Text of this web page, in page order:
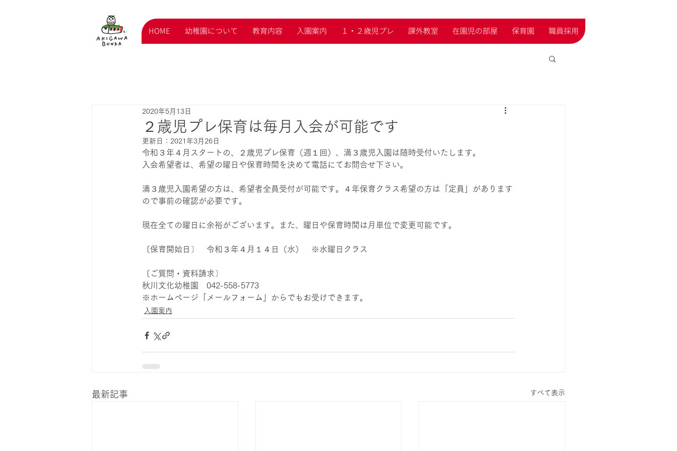
HOME 幼稚園について 教育内容 入園案内 １・２歳児プレ 課外教室 在園児の部屋 保育園 職員採用
２歳児プレ保育は毎月入会が可能です
2020年5月13日
更新日： 2021年3月26日
令和３年４月スタートの、２歳児プレ保育（週１回）、満３歳児入園は随時受付いたします。
入会希望者は、希望の曜日や保育時間を決めて電話にてお問合せ下さい。
満３歳児入園希望の方は、希望者全員受付が可能です。４年保育クラス希望の方は「定員」があります
ので事前の確認が必要です。
現在全ての曜日に余裕がございます。また、曜日や保育時間は月単位で変更可能です。
〔保育開始日〕　令和３年４月１４日（水）　※水曜日クラス
〔ご質問・資料請求〕
秋川文化幼稚園　042-558-5773
※ホームページ「メールフォーム」からでもお受けできます。
入園案内
最新記事 すべて表示